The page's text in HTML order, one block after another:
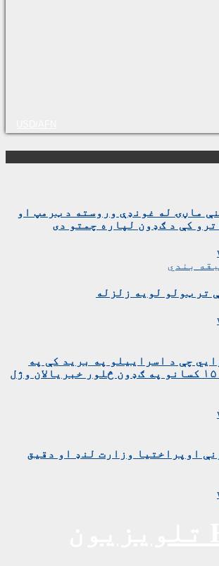
ماڼۍ له غونډې وروسته د ټرمپ او
کې د ګډون لپاره چمتو دی
بندي
تر ټولو لویه زلزله
چې د اسراییلو په برید کې په
روغتون باندې د ۱۵ کسانو په ګډون څلور خبریالان وژل
اوپراختیا وزارت لنډ او دقیق